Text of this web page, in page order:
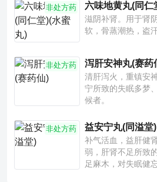
非处方药 六味地黄丸(同仁
滋阴补肾。用于肾
软，骨蒸潮热，盗
非处方药 泻肝安神丸(赛药
清肝泻火，重镇安
宁所致的失眠多梦
候者。
非处方药 益安宁丸(同溢堂)
补气活血，益肝健
弱，肝肾不足所致
足麻木，对失眠健